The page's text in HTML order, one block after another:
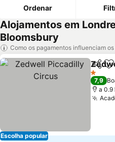
Ordenar
Alojamentos em
Bloomsbury
Como os pagamentos influenciam
Escolha popular
1 Estrelas
7,9
a 0.9